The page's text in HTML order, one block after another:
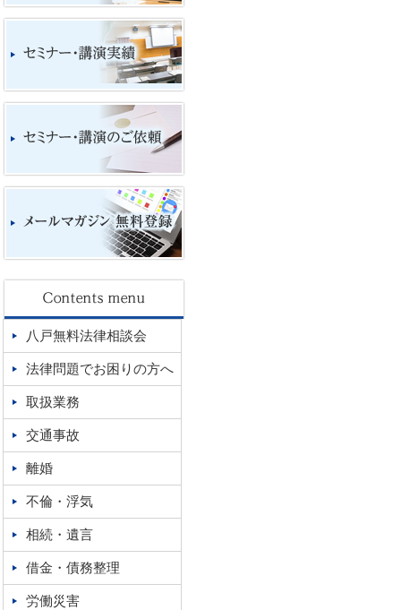
八戸無料法律相談会
法律問題でお困りの方へ
取扱業務
交通事故
離婚
不倫・浮気
相続・遺言
借金・債務整理
労働災害